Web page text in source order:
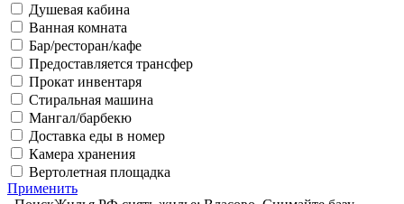
Душевая кабина
Ванная комната
Бар/ресторан/кафе
Предоставляется трансфер
Прокат инвентаря
Стиральная машина
Мангал/барбекю
Доставка еды в номер
Камера хранения
Вертолетная площадка
Применить